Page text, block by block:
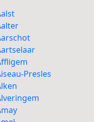
Presles